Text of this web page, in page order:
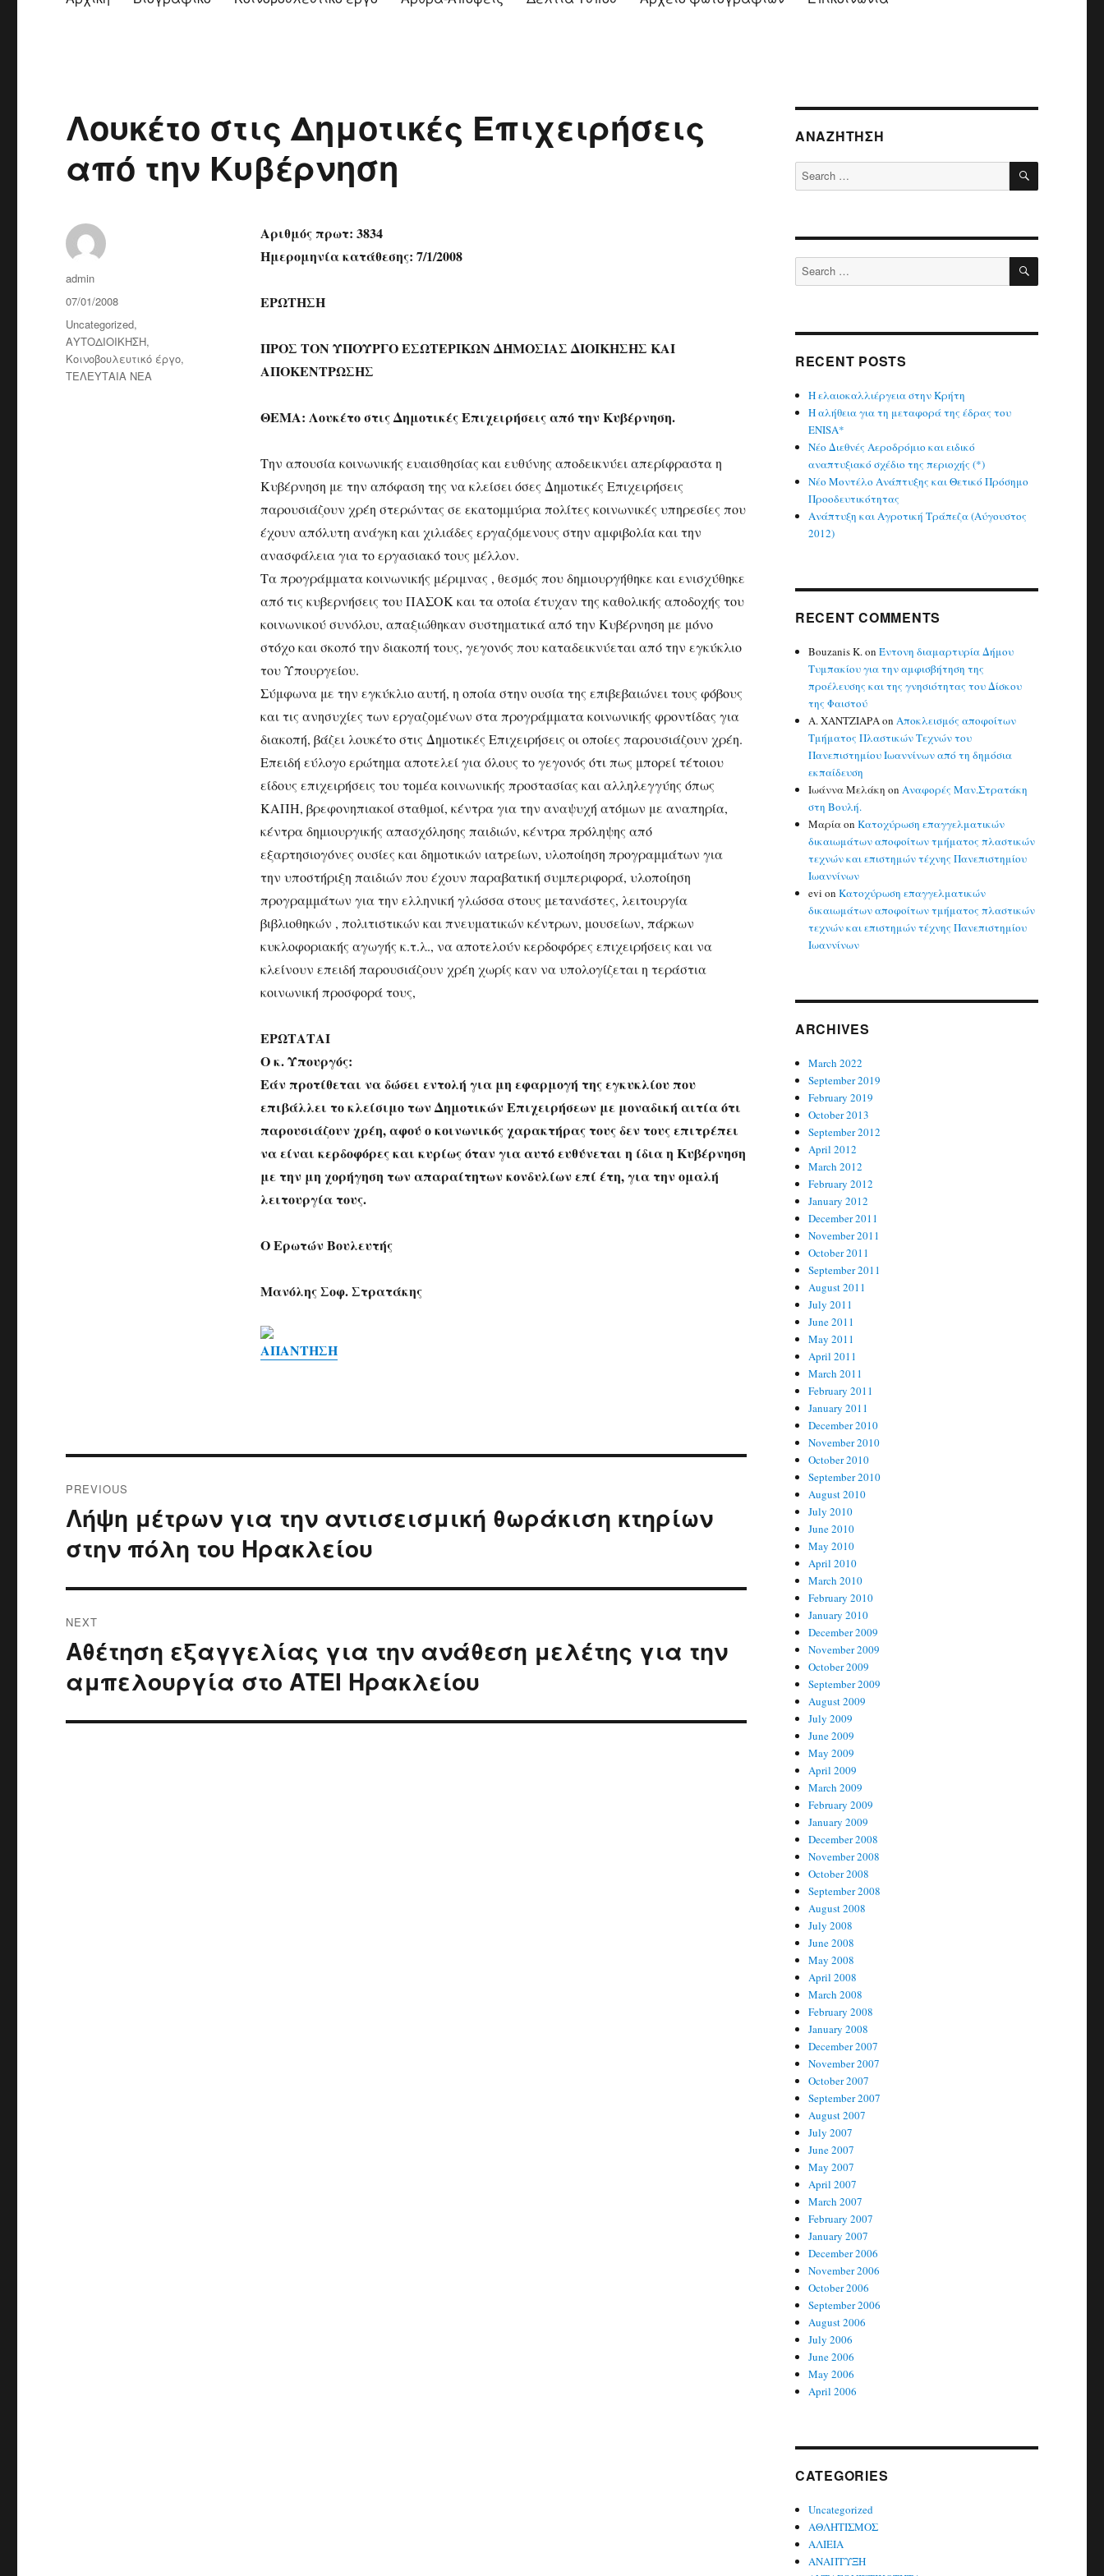
Λουκέτο στις Δημοτικές Επιχειρήσεις
από την Κυβέρνηση
Αριθμός πρωτ: 3834
Ημερομηνία κατάθεσης: 7/1/2008
ΕΡΩΤΗΣΗ
ΠΡΟΣ ΤΟΝ ΥΠΟΥΡΓΟ ΕΣΩΤΕΡΙΚΩΝ ΔΗΜΟΣΙΑΣ ΔΙΟΙΚΗΣΗΣ ΚΑΙ
ΑΠΟΚΕΝΤΡΩΣΗΣ
ΘΕΜΑ: Λουκέτο στις Δημοτικές Επιχειρήσεις από την Κυβέρνηση.
Την απουσία κοινωνικής ευαισθησίας και ευθύνης αποδεικνύει απερίφραστα η
Κυβέρνηση με την απόφαση της να κλείσει όσες Δημοτικές Επιχειρήσεις
παρουσιάζουν χρέη στερώντας σε εκατομμύρια πολίτες κοινωνικές υπηρεσίες που
έχουν απόλυτη ανάγκη και χιλιάδες εργαζόμενους στην αμφιβολία και την
ανασφάλεια για το εργασιακό τους μέλλον.
Τα προγράμματα κοινωνικής μέριμνας , θεσμός που δημιουργήθηκε και ενισχύθηκε
από τις κυβερνήσεις του ΠΑΣΟΚ και τα οποία έτυχαν της καθολικής αποδοχής του
κοινωνικού συνόλου, απαξιώθηκαν συστηματικά από την Κυβέρνηση με μόνο
στόχο και σκοπό την διακοπή τους, γεγονός που καταδεικνύεται από την εγκύκλιο
του Υπουργείου.
Σύμφωνα με την εγκύκλιο αυτή, η οποία στην ουσία της επιβεβαιώνει τους φόβους
και τις ανησυχίες των εργαζομένων στα προγράμματα κοινωνικής φροντίδας για
διακοπή, βάζει λουκέτο στις Δημοτικές Επιχειρήσεις οι οποίες παρουσιάζουν χρέη.
Επειδή εύλογο ερώτημα αποτελεί για όλους το γεγονός ότι πως μπορεί τέτοιου
είδους επιχειρήσεις του τομέα κοινωνικής προστασίας και αλληλεγγύης όπως
ΚΑΠΗ, βρεφονηπιακοί σταθμοί, κέντρα για την αναψυχή ατόμων με αναπηρία,
κέντρα δημιουργικής απασχόλησης παιδιών, κέντρα πρόληψης από
εξαρτησιογόνες ουσίες και δημοτικών ιατρείων, υλοποίηση προγραμμάτων για
την υποστήριξη παιδιών που έχουν παραβατική συμπεριφορά, υλοποίηση
προγραμμάτων για την ελληνική γλώσσα στους μετανάστες, λειτουργία
βιβλιοθηκών , πολιτιστικών και πνευματικών κέντρων, μουσείων, πάρκων
κυκλοφοριακής αγωγής κ.τ.λ., να αποτελούν κερδοφόρες επιχειρήσεις και να
κλείνουν επειδή παρουσιάζουν χρέη χωρίς καν να υπολογίζεται η τεράστια
κοινωνική προσφορά τους,
ΕΡΩΤΑΤΑΙ
Ο κ. Υπουργός:
Εάν προτίθεται να δώσει εντολή για μη εφαρμογή της εγκυκλίου που
επιβάλλει το κλείσιμο των Δημοτικών Επιχειρήσεων με μοναδική αιτία ότι
παρουσιάζουν χρέη, αφού ο κοινωνικός χαρακτήρας τους δεν τους επιτρέπει
να είναι κερδοφόρες και κυρίως όταν για αυτό ευθύνεται η ίδια η Κυβέρνηση
με την μη χορήγηση των απαραίτητων κονδυλίων επί έτη, για την ομαλή
λειτουργία τους.
Ο Ερωτών Βουλευτής
Μανόλης Σοφ. Στρατάκης
ΑΠΑΝΤΗΣΗ
Author
admin
Posted
on
07/01/2008
Categories
Uncategorized,
ΑΥΤΟΔΙΟΙΚΗΣΗ,
Κοινοβουλευτικό έργο,
ΤΕΛΕΥΤΑΙΑ ΝΕΑ
navigation
PREVIOUS
Previous
post:
Λήψη μέτρων για την αντισεισμική θωράκιση κτηρίων
στην πόλη του Ηρακλείου
NEXT
Next
Αθέτηση εξαγγελίας για την ανάθεση μελέτης για την
αμπελουργία στο ΑΤΕΙ Ηρακλείου
ΑΝΑΖΉΤΗΣΗ
Search
for:
SEARCH
Search
for:
SEARCH
RECENT POSTS
Η ελαιοκαλλιέργεια στην Κρήτη
Η αλήθεια για τη μεταφορά της έδρας του
ENISA*
Νέο Διεθνές Αεροδρόμιο και ειδικό
αναπτυξιακό σχέδιο της περιοχής (*)
Νέο Μοντέλο Ανάπτυξης και Θετικό Πρόσημο
Προοδευτικότητας
Ανάπτυξη και Αγροτική Τράπεζα (Αύγουστος
2012)
RECENT COMMENTS
Bouzanis K.onΈντονη διαμαρτυρία Δήμου
Τυμπακίου για την αμφισβήτηση της
προέλευσης και της γνησιότητας του Δίσκου
της Φαιστού
Α. ΧΑΝΤΖΙΑΡΑonΑποκλεισμός αποφοίτων
Τμήματος Πλαστικών Τεχνών του
Πανεπιστημίου Ιωαννίνων από τη δημόσια
εκπαίδευση
Ιωάννα Μελάκη onΑναφορές Μαν.Στρατάκη
στη Βουλή.
ΜαρίαonΚατοχύρωση επαγγελματικών
δικαιωμάτων αποφοίτων τμήματος πλαστικών
τεχνών και επιστημών τέχνης Πανεπιστημίου
Ιωαννίνων
evi onΚατοχύρωση επαγγελματικών
δικαιωμάτων αποφοίτων τμήματος πλαστικών
τεχνών και επιστημών τέχνης Πανεπιστημίου
Ιωαννίνων
ARCHIVES
March 2022
September 2019
February 2019
October 2013
September 2012
April 2012
March 2012
February 2012
January 2012
December 2011
November 2011
October 2011
September 2011
August 2011
July 2011
June 2011
May 2011
April 2011
March 2011
February 2011
January 2011
December 2010
November 2010
October 2010
September 2010
August 2010
July 2010
June 2010
May 2010
April 2010
March 2010
February 2010
January 2010
December 2009
November 2009
October 2009
September 2009
August 2009
July 2009
June 2009
May 2009
April 2009
March 2009
February 2009
January 2009
December 2008
November 2008
October 2008
September 2008
August 2008
July 2008
June 2008
May 2008
April 2008
March 2008
February 2008
January 2008
December 2007
November 2007
October 2007
September 2007
August 2007
July 2007
June 2007
May 2007
April 2007
March 2007
February 2007
January 2007
December 2006
November 2006
October 2006
September 2006
August 2006
July 2006
June 2006
May 2006
April 2006
CATEGORIES
Uncategorized
ΑΘΛΗΤΙΣΜΟΣ
ΑΛΙΕΙΑ
ΑΝΑΠΤΥΞΗ